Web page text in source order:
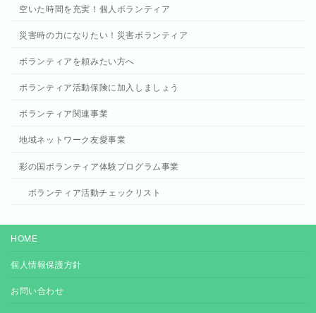
空いた時間を充実！個人ボランティア
災害時の力になりたい！災害ボランティア
ボランティアを頼みたい方へ
ボランティア活動保険に加入しましょう
ボランティア関連事業
地域ネットワーク友愛事業
彩の国ボランティア体験プログラム事業
ボランティア活動チェックリスト
HOME
個人情報保護方針
お問い合わせ